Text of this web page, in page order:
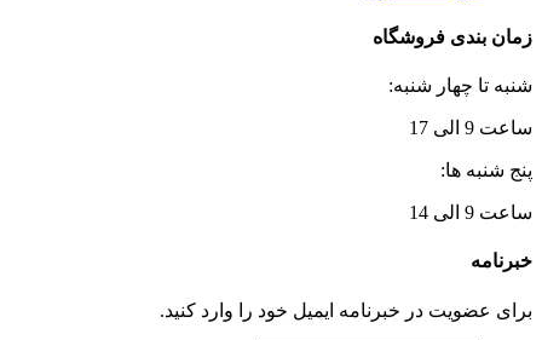
زمان بندی فروشگاه
شنبه تا چهار شنبه:
ساعت 9 الی 17
پنج شنبه ها:
ساعت 9 الی 14
خبرنامه
برای عضویت در خبرنامه ایمیل خود را وارد کنید.